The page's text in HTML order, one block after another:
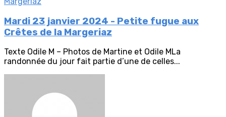
Mardi 23 janvier 2024 - Petite fugue aux
Crêtes de la Margeriaz
Texte Odile M – Photos de Martine et Odile MLa
randonnée du jour fait partie d’une de celles...